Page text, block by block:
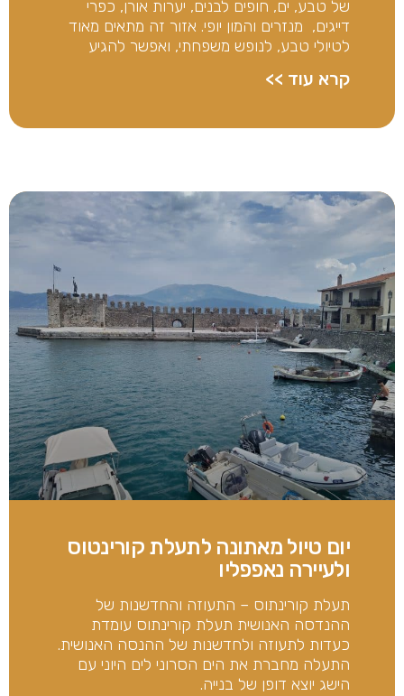
של טבע, ים, חופים לבנים, יערות אורן, כפרי
דייגים, מנזרים והמון יופי. אזור זה מתאים מאוד
לטיולי טבע, לנופש משפחתי, ואפשר להגיע
קרא עוד >>
יום טיול מאתונה לתעלת קורינטוס
ולעיירה נאפפליו
תעלת קורינתוס – התעוזה והחדשנות של
ההנדסה האנושית תעלת קורינתוס עומדת
כעדות לתעוזה ולחדשנות של ההנסה האנושית.
התעלה מחברת את הים הסרוני לים היוני עם
הישג יוצא דופן של בנייה.